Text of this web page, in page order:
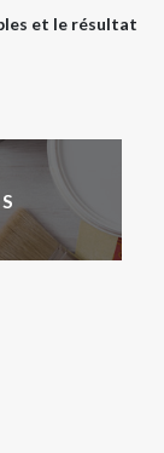
et le résultat